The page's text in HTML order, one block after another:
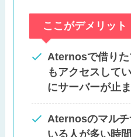
ここがデメリット
Aternosで借りた
もアクセスして
にサーバーが止
Aternosのマルチ
いる人が多い時